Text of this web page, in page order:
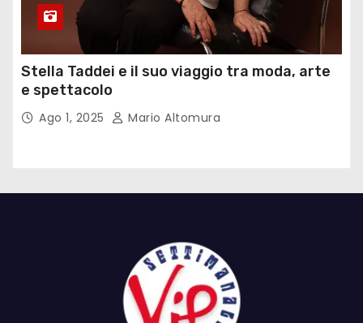
Stella Taddei e il suo viaggio tra moda, arte
e spettacolo
Ago 1, 2025 Mario Altomura